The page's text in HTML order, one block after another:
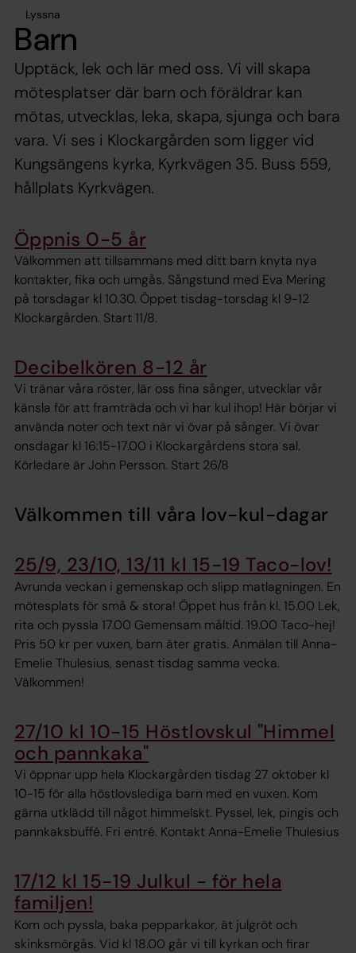
Lyssna
Barn
Upptäck, lek och lär med oss. Vi vill skapa
mötesplatser där barn och föräldrar kan
mötas, utvecklas, leka, skapa, sjunga och bara
vara. Vi ses i Klockargården som ligger vid
Kungsängens kyrka, Kyrkvägen 35. Buss 559,
hållplats Kyrkvägen.
Öppnis 0-5 år
Välkommen att tillsammans med ditt barn knyta nya
kontakter, fika och umgås. Sångstund med Eva Mering
på torsdagar kl 10.30. Öppet tisdag-torsdag kl 9-12
Klockargården. Start 11/8.
Decibelkören 8-12 år
Vi tränar våra röster, lär oss fina sånger, utvecklar vår
känsla för att framträda och vi har kul ihop! Här börjar vi
använda noter och text när vi övar på sånger. Vi övar
onsdagar kl 16:15-17.00 i Klockargårdens stora sal.
Körledare är John Persson. Start 26/8
Välkommen till våra lov-kul-dagar
25/9, 23/10, 13/11 kl 15-19 Taco-lov!
Avrunda veckan i gemenskap och slipp matlagningen. En
mötesplats för små & stora! Öppet hus från kl. 15.00 Lek,
rita och pyssla 17.00 Gemensam måltid. 19.00 Taco-hej!
Pris 50 kr per vuxen, barn äter gratis. Anmälan till Anna-
Emelie Thulesius, senast tisdag samma vecka.
Välkommen!
27/10 kl 10-15 Höstlovskul "Himmel
och pannkaka"
Vi öppnar upp hela Klockargården tisdag 27 oktober kl
10-15 för alla höstlovslediga barn med en vuxen. Kom
gärna utklädd till något himmelskt. Pyssel, lek, pingis och
pannkaksbuffé. Fri entré. Kontakt Anna-Emelie Thulesius
17/12 kl 15-19 Julkul - för hela
familjen!
Kom och pyssla, baka pepparkakor, ät julgröt och
skinksmörgås. Vid kl 18.00 går vi till kyrkan och firar